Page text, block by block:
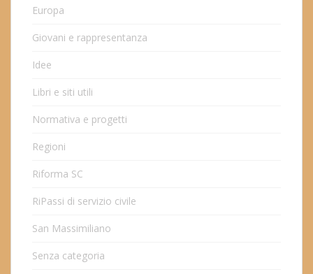
Europa
Giovani e rappresentanza
Idee
Libri e siti utili
Normativa e progetti
Regioni
Riforma SC
RiPassi di servizio civile
San Massimiliano
Senza categoria